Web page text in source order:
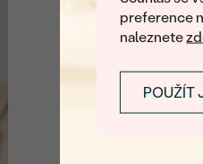
preference
naleznete
POUŽÍT